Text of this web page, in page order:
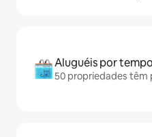
Aluguéis por
50 propriedades têm